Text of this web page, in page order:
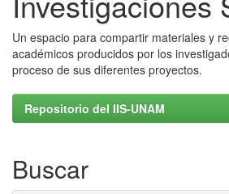
Un espacio para compartir materiales y
académicos producidos por los
proceso de sus diferentes proyectos.
Repositorio del IIS-UNAM
Buscar